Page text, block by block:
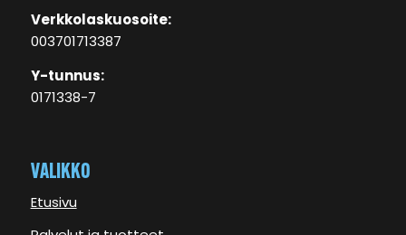
Verkkolaskuosoite:
003701713387
Y-tunnus:
0171338-7
VALIKKO
Etusivu